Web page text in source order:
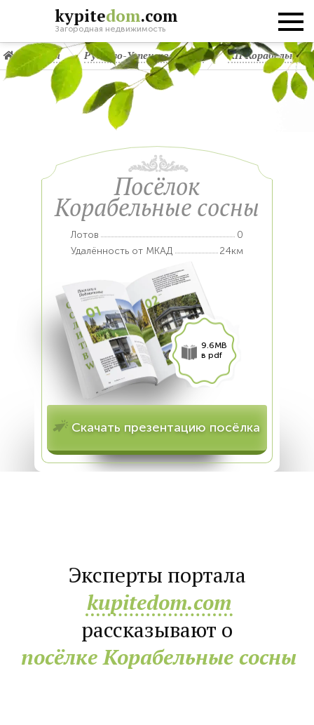
kypitedom.com
Загородная недвижимость
Главная Рублево-Успенское шоссе КП Корабельные
Посёлок
Корабельные сосны
Лотов
0
Удалённость от МКАД
24км
9.6MB
в pdf
Скачать презентацию посёлка
Эксперты портала
kupitedom.com
рассказывают о
посёлке Корабельные сосны